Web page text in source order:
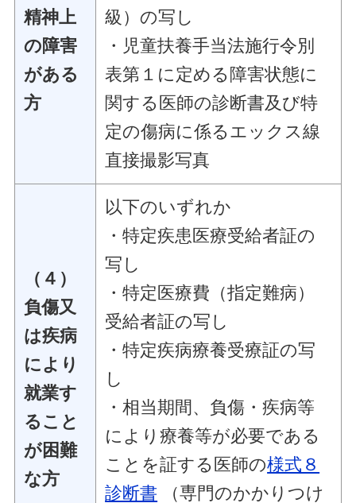
精神上
の障害
がある
方
級）の写し
・児童扶養手当法施行令別
表第１に定める障害状態に
関する医師の診断書及び特
定の傷病に係るエックス線
直接撮影写真
（４）
負傷又
は疾病
により
就業す
ること
が困難
な方
以下のいずれか
・特定疾患医療受給者証の
写し
・特定医療費（指定難病）
受給者証の写し
・特定疾病療養受療証の写
し
・相当期間、負傷・疾病等
により療養等が必要である
ことを証する医師の様式８
診断書 （専門のかかりつけ